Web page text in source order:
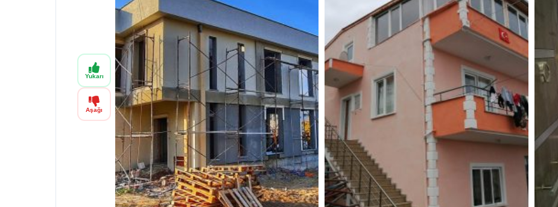
Yukarı
Aşağı